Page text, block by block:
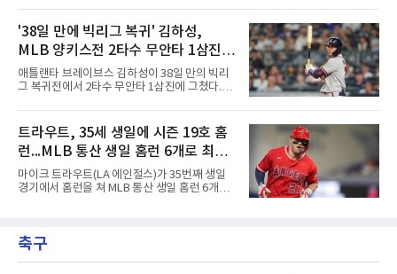
열린 휴스턴 애스트로스전에 9번 타자 2루수로
나서 2타수 1안타를 기록, 타율
입한 결과다.한화 왕옌청과 키움 가나쿠보 유토
는 입지가 확고하다. 왕옌청은 21경기 10승 4패,
평균자책점 3.34로 다승 공동 선두이자 3경기 연
속 퀄리티스타트를 기록 중이다. 가나쿠보는 5
승 4패 13세이브 10홀드, 평균자책점 2.95로 외
국인 최초 10홀드·10세이브를 동시에 달성했
다.kt 스기모토 고키는 전반기 42경기 평균자책
17홀드 공동 선두에 올랐다. SSG 타케다 쇼타도
전반기 1승 7패, 평균자책점
'38일 만에 빅리그 복귀' 김하성,
MLB 양키스전 2타수 무안타 1삼진...
시즌 타율 0.067
애틀랜타 브레이브스 김하성이 38일 만의 빅리
그 복귀전에서 2타수 무안타 1삼진에 그쳤다.김
에서 열린 2026 MLB 뉴욕 양키스와의 원정 경
기에 9번 타자 유격수로 선발 출전했다. 시즌 타
율은 0.068에서 0.067(75타수 5안타)로 떨어졌
다.2회초 2사 1루에서는 양키스 좌완 선발 맥스
프리드의 6구째 몸쪽 싱킹 패스트볼을 쳐 유격
수 뜬공으로 아웃됐고, 5회초에는 루킹 삼진을
당했다. 1-0으로 앞선 8회초 1사에서 대타 도미
이 파열돼 5월 중순 복귀했고, 동계 훈련 부족 여
파로 부진이 이어졌다. 지난달
트라우트, 35세 생일에 시즌 19호 홈
런...MLB 통산 생일 홈런 6개로 최다
타이
마이크 트라우트(LA 에인절스)가 35번째 생일
경기에서 홈런을 쳐 MLB 통산 생일 홈런 6개로
번 타자 중견수로 선발 출전해 3타수 1안타(1홈
런) 1타점 2득점 1볼넷으로 팀의 4-3 승리를 견
축구